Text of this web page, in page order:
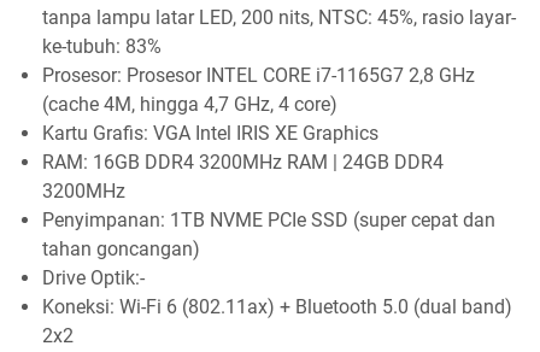
tanpa lampu latar LED, 200 nits, NTSC: 45%, rasio layar-
ke-tubuh: 83%
Prosesor: Prosesor INTEL CORE i7-1165G7 2,8 GHz
(cache 4M, hingga 4,7 GHz, 4 core)
Kartu Grafis: VGA Intel IRIS XE Graphics
RAM: 16GB DDR4 3200MHz RAM | 24GB DDR4
3200MHz
Penyimpanan: 1TB NVME PCIe SSD (super cepat dan
tahan goncangan)
Drive Optik:-
Koneksi: Wi-Fi 6 (802.11ax) + Bluetooth 5.0 (dual band)
2x2